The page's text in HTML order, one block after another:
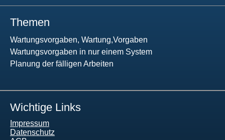
Themen
Wartungsvorgaben, Wartung,Vorgaben
Wartungsvorgaben in nur einem System
Planung der fälligen Arbeiten
Wichtige Links
Impressum
Datenschutz